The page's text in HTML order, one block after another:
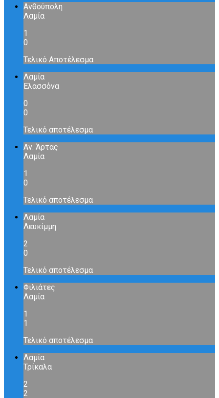
Ανθούπολη
Λαμία
1
0
Τελικό Αποτέλεσμα
Λαμία
Ελασσόνα
0
0
Τελικό αποτέλεσμα
Αν. Άρτας
Λαμία
1
0
Τελικό αποτέλεσμα
Λαμία
Λευκίμμη
2
0
Τελικό αποτέλεσμα
Φιλιάτες
Λαμία
1
1
Τελικό αποτέλεσμα
Λαμία
Τρίκαλα
2
2